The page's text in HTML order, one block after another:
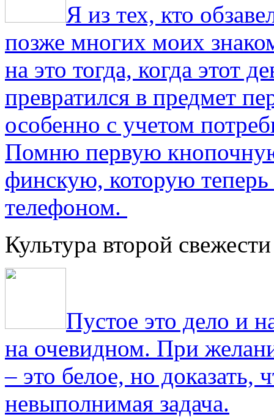
Я из тех, кто
позже многих моих
на это тогда, когда этот
превратился в предмет
особенно с учетом
Помню первую
финскую, которую
телефоном.
Культура второй свежести
Пустое это дело и
на очевидном. При
– это белое, но доказать,
невыполнимая задача.